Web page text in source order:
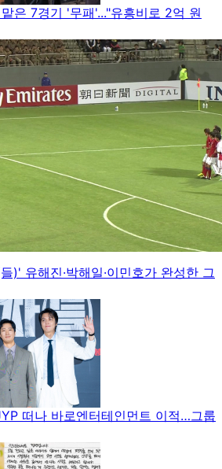
은 7경기 '무패'..."유흥비로 2억 원
)' 유해진·박해일·이민호가 완성한 그
떠나 바로엔터테인먼트 이적…그룹